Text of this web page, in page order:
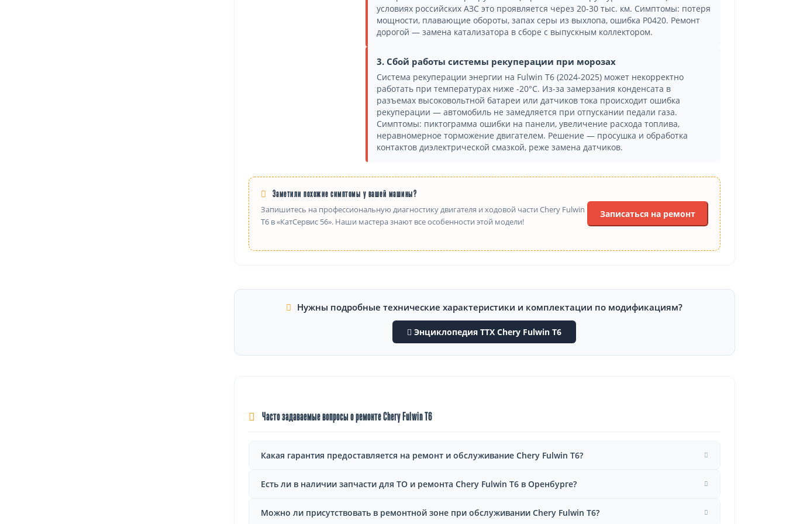
условиях российских АЗС это проявляется через 20-30 тыс. км. Симптомы: потеря
мощности, плавающие обороты, запах серы из выхлопа, ошибка P0420. Ремонт
дорогой — замена катализатора в сборе с выпускным коллектором.
3. Сбой работы системы рекуперации при морозах
Система рекуперации энергии на Fulwin T6 (2024-2025) может некорректно
работать при температурах ниже -20°C. Из-за замерзания конденсата в
разъемах высоковольтной батареи или датчиков тока происходит ошибка
рекуперации — автомобиль не замедляется при отпускании педали газа.
Симптомы: пиктограмма ошибки на панели, увеличение расхода топлива,
неравномерное торможение двигателем. Решение — просушка и обработка
контактов диэлектрической смазкой, реже замена датчиков.
Заметили похожие симптомы у вашей машины?
Запишитесь на профессиональную диагностику двигателя и ходовой части Chery Fulwin
T6 в «КатСервис 56». Наши мастера знают все особенности этой модели!
Записаться на ремонт
Нужны подробные технические характеристики и комплектации по модификациям?
Энциклопедия ТТХ Chery Fulwin T6
Часто задаваемые вопросы о ремонте Chery Fulwin T6
Какая гарантия предоставляется на ремонт и обслуживание Chery Fulwin T6?
Есть ли в наличии запчасти для ТО и ремонта Chery Fulwin T6 в Оренбурге?
Можно ли присутствовать в ремонтной зоне при обслуживании Chery Fulwin T6?